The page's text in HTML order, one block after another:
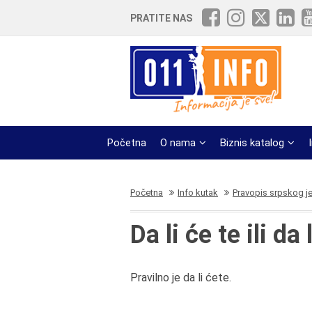
PRATITE NAS
Početna O nama Biznis katalog
Početna Info kutak Pravopis srpskog
Da li će te ili da
Pravilno je da li ćete.